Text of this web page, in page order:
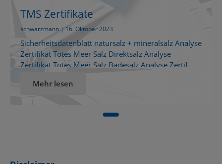
TMS Zertifikate
schwarzmann | 16. Oktober 2023
Sicherheitsdatenblatt natursalz + mineralsalz Analyse
Zertifikat Totes Meer Salz Direktsalz Analyse
Zertifikat Totes Meer Salz Badesalz Analyse Zertif...
Mehr lesen